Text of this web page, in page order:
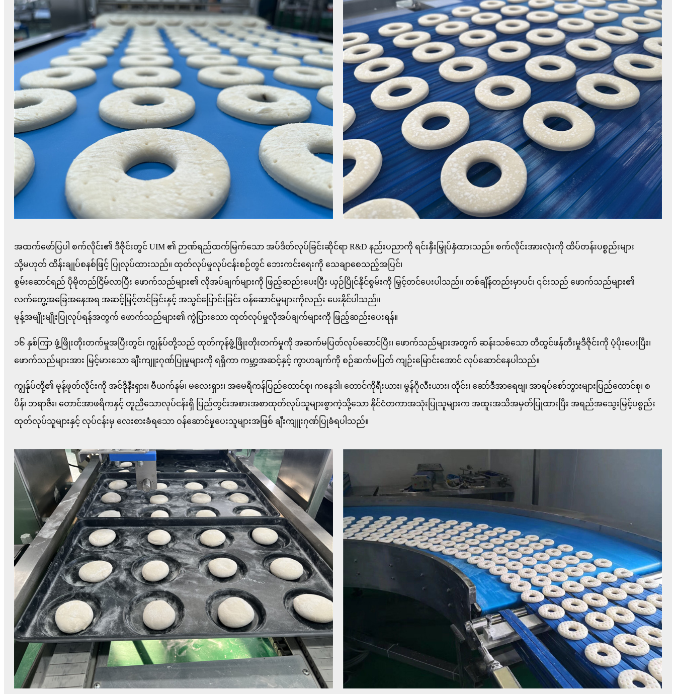
အထက်ဖော်ပြပါ စက်လိုင်း၏ ဒီဇိုင်းတွင် UIM ၏ ဉာဏ်ရည်ထက်မြက်သော အပ်ဒိတ်လုပ်ခြင်းဆိုင်ရာ R&D နည်းပညာကို ရင်းနှီးမြှုပ်နှံထားသည်။ စက်လိုင်းအားလုံးကို ထိပ်တန်းပစ္စည်းများ
သို့မဟုတ် ထိန်းချုပ်စနစ်ဖြင့် ပြုလုပ်ထားသည်။ ထုတ်လုပ်မှုလုပ်ငန်းစဉ်တွင် ဘေးကင်းရေးကို သေချာစေသည့်အပြင်၊
စွမ်းဆောင်ရည် ပိုမိုတည်ငြိမ်လာပြီး ဖောက်သည်များ၏ လိုအပ်ချက်များကို ဖြည့်ဆည်းပေးပြီး ယှဉ်ပြိုင်နိုင်စွမ်းကို မြှင့်တင်ပေးပါသည်။ တစ်ချိန်တည်းမှာပင်၊ ၎င်းသည် ဖောက်သည်များ၏
လက်တွေ့အခြေအနေအရ အဆင့်မြှင့်တင်ခြင်းနှင့် အသွင်ပြောင်းခြင်း ဝန်ဆောင်မှုများကိုလည်း ပေးနိုင်ပါသည်။
မုန့်အမျိုးမျိုးပြုလုပ်ရန်အတွက် ဖောက်သည်များ၏ ကွဲပြားသော ထုတ်လုပ်မှုလိုအပ်ချက်များကို ဖြည့်ဆည်းပေးရန်။
၁၆ နှစ်ကြာ ဖွံ့ဖြိုးတိုးတက်မှုအပြီးတွင်၊ ကျွန်ုပ်တို့သည် ထုတ်ကုန်ဖွံ့ဖြိုးတိုးတက်မှုကို အဆက်မပြတ်လုပ်ဆောင်ပြီး၊ ဖောက်သည်များအတွက် ဆန်းသစ်သော တီထွင်ဖန်တီးမှုဒီဇိုင်းကို ပံ့ပိုးပေးပြီး၊
ဖောက်သည်များအား မြင့်မားသော ချီးကျူးဂုဏ်ပြုမှုများကို ရရှိကာ ကမ္ဘာ့အဆင့်နှင့် ကွာဟချက်ကို စဉ်ဆက်မပြတ် ကျဉ်းမြောင်းအောင် လုပ်ဆောင်နေပါသည်။
ကျွန်ုပ်တို့၏ မုန့်ဖုတ်လိုင်းကို အင်ဒိုနီးရှား၊ ဗီယက်နမ်၊ မလေးရှား၊ အမေရိကန်ပြည်ထောင်စု၊ ကနေဒါ၊ တောင်ကိုရီးယား၊ မွန်ဂိုလီးယား၊ ထိုင်း၊ ဆော်ဒီအာရေဗျ၊ အာရပ်စော်ဘွားများပြည်ထောင်စု၊ စ
ပိန်၊ ဘရာဇီး၊ တောင်အာဖရိကနှင့် တူညီသောလုပ်ငန်းရှိ ပြည်တွင်းအစားအစာထုတ်လုပ်သူများစွာကဲ့သို့သော နိုင်ငံတကာအသုံးပြုသူများက အထူးအသိအမှတ်ပြုထားပြီး အရည်အသွေးမြင့်ပစ္စည်း
ထုတ်လုပ်သူများနှင့် လုပ်ငန်းမှ လေးစားခံရသော ဝန်ဆောင်မှုပေးသူများအဖြစ် ချီးကျူးဂုဏ်ပြုခံရပါသည်။